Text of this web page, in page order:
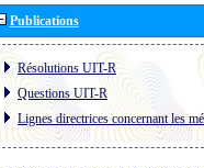
Publications
Résolutions UIT-R
Questions UIT-R
Lignes directrices concernant les